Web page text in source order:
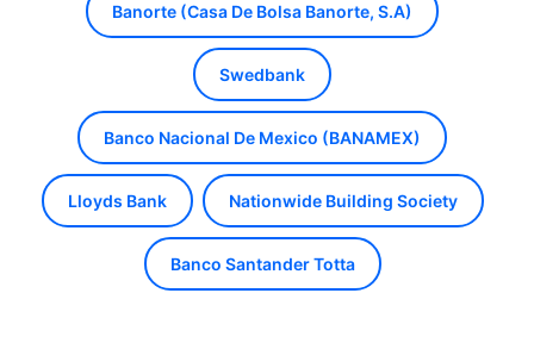
Banorte (Casa De Bolsa Banorte, S.A)
Swedbank
Banco Nacional De Mexico (BANAMEX)
Lloyds Bank Nationwide Building Society
Banco Santander Totta